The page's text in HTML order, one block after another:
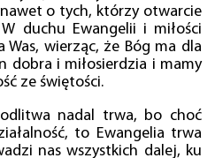
o tych, którzy otwarcie
duchu Ewangelii i miłości
Was, wierząc, że Bóg ma dla
dobra i miłosierdzia i mamy
ze świętości.
nadal trwa, bo choć
to Ewangelia trwa
nas wszystkich dalej, ku